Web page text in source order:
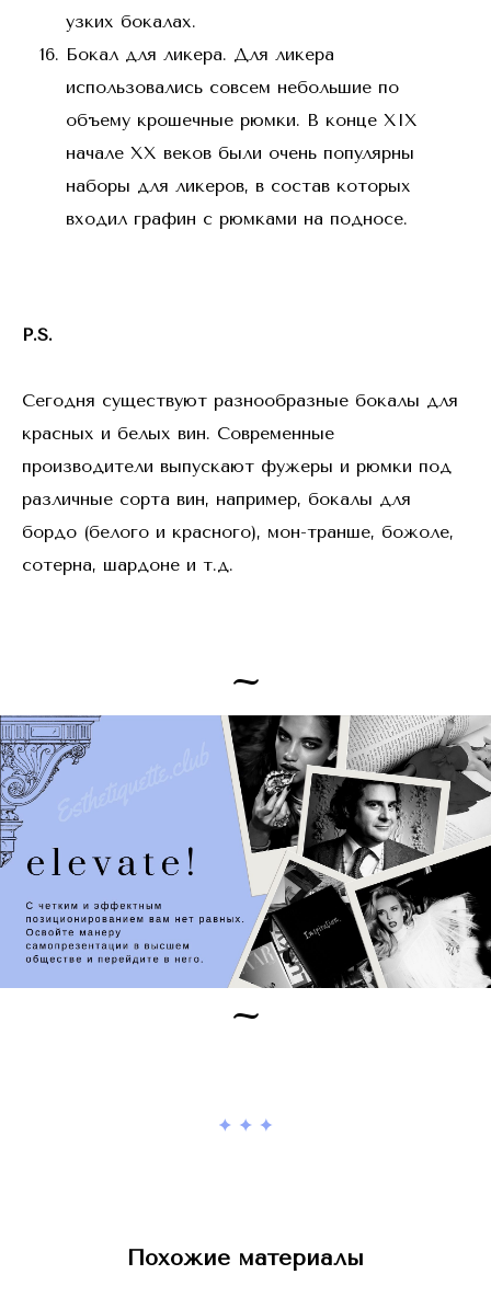
узких бокалах.
Бокал для ликера. Для ликера
использовались совсем небольшие по
объему крошечные рюмки. В конце XIX
начале XX веков были очень популярны
наборы для ликеров, в состав которых
входил графин с рюмками на подносе.
P.S.
Сегодня существуют разнообразные бокалы для
красных и белых вин. Современные
производители выпускают фужеры и рюмки под
различные сорта вин, например, бокалы для
бордо (белого и красного), мон-транше, божоле,
сотерна, шардоне и т.д.
~
~
Похожие материалы